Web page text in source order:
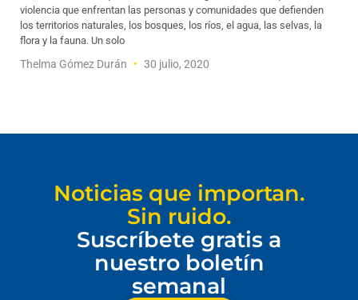
violencia que enfrentan las personas y comunidades que defienden
los territorios naturales, los bosques, los ríos, el agua, las selvas, la
flora y la fauna. Un solo
Thelma Gómez Durán 30 julio, 2020
Noticias que importan.
Sin ruido.
Suscríbete gratis a
nuestro boletín
semanal